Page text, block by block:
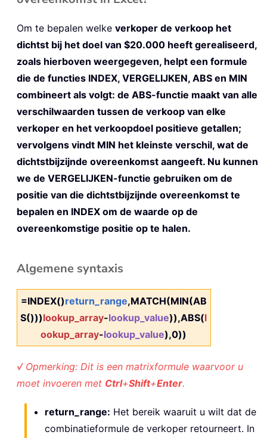
Om te bepalen welke verkoper de verkoop het
dichtst bij het doel van $20.000 heeft gerealiseerd,
zoals hierboven weergegeven, helpt een formule
die de functies INDEX, VERGELIJKEN, ABS en MIN
combineert als volgt: de ABS-functie maakt van alle
verschilwaarden tussen de verkoop van elke
verkoper en het verkoopdoel positieve getallen;
vervolgens vindt MIN het kleinste verschil, wat de
dichtstbijzijnde overeenkomst aangeeft. Nu kunnen
we de VERGELIJKEN-functie gebruiken om de
positie van die dichtstbijzijnde overeenkomst te
bepalen en INDEX om de waarde op de
overeenkomstige positie op te halen.
Algemene syntaxis
=INDEX()return_range,MATCH(MIN(AB
S()))lookup_array-lookup_value)),ABS(l
ookup_array-lookup_value),0))
√ Opmerking: Dit is een matrixformule waarvoor u
moet invoeren met Ctrl+Shift+Enter.
return_range: Het bereik waaruit u wilt dat de
combinatieformule de verkoper retourneert. In